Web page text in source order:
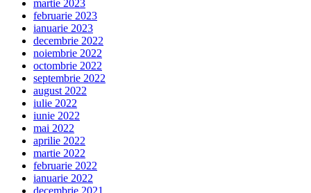
martie 2023
februarie 2023
ianuarie 2023
decembrie 2022
noiembrie 2022
octombrie 2022
septembrie 2022
august 2022
iulie 2022
iunie 2022
mai 2022
aprilie 2022
martie 2022
februarie 2022
ianuarie 2022
decembrie 2021